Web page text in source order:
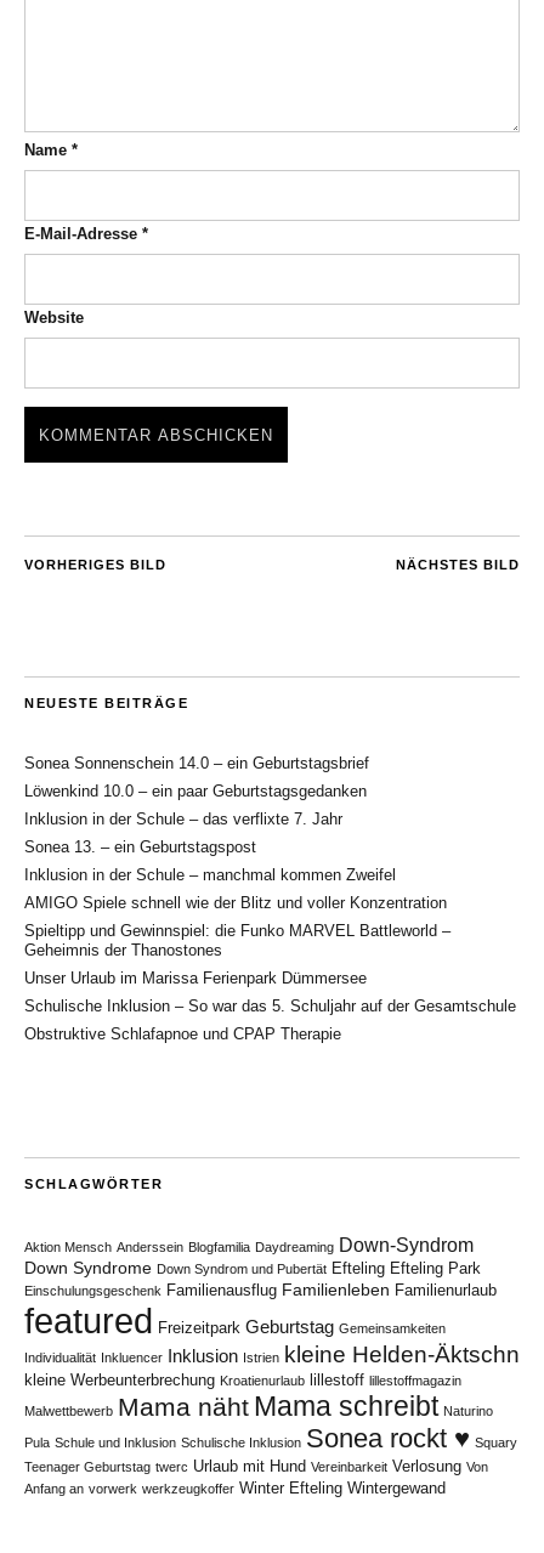
Name *
E-Mail-Adresse *
Website
NÄCHSTES BILD
VORHERIGES BILD
NEUESTE BEITRÄGE
Sonea Sonnenschein 14.0 – ein Geburtstagsbrief
Löwenkind 10.0 – ein paar Geburtstagsgedanken
Inklusion in der Schule – das verflixte 7. Jahr
Sonea 13. – ein Geburtstagspost
Inklusion in der Schule – manchmal kommen Zweifel
AMIGO Spiele schnell wie der Blitz und voller Konzentration
Spieltipp und Gewinnspiel: die Funko MARVEL Battleworld –
Geheimnis der Thanostones
Unser Urlaub im Marissa Ferienpark Dümmersee
Schulische Inklusion – So war das 5. Schuljahr auf der Gesamtschule
Obstruktive Schlafapnoe und CPAP Therapie
SCHLAGWÖRTER
Aktion Mensch Anderssein Blogfamilia Daydreaming Down-Syndrom
Down Syndrome Down Syndrom und Pubertät Efteling Efteling Park
Einschulungsgeschenk Familienausflug Familienleben Familienurlaub
featured Freizeitpark Geburtstag Gemeinsamkeiten
Individualität Inkluencer Inklusion Istrien kleine Helden-Äktschn
kleine Werbeunterbrechung Kroatienurlaub lillestoff lillestoffmagazin
Malwettbewerb Mama näht Mama schreibt Naturino
Pula Schule und Inklusion Schulische Inklusion Sonea rockt ♥ Squary
Teenager Geburtstag twerc Urlaub mit Hund Vereinbarkeit Verlosung Von
Anfang an vorwerk werkzeugkoffer Winter Efteling Wintergewand